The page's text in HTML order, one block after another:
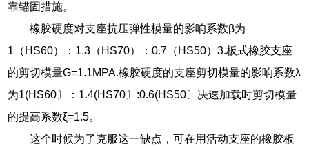
靠锚固措施。
橡胶硬度对支座抗压弹性模量的影响系数β为
1（HS60）：1.3（HS70）：0.7（HS50）3.板式橡胶支座
的剪切模量G=1.1MPA.橡胶硬度的支座剪切模量的影响系数λ
为1(HS60〕：1.4(HS70〕:0.6(HS50〕决速加载时剪切模量
的提高系数ξ=1.5。
这个时候为了克服这一缺点，可在用活动支座的橡胶板